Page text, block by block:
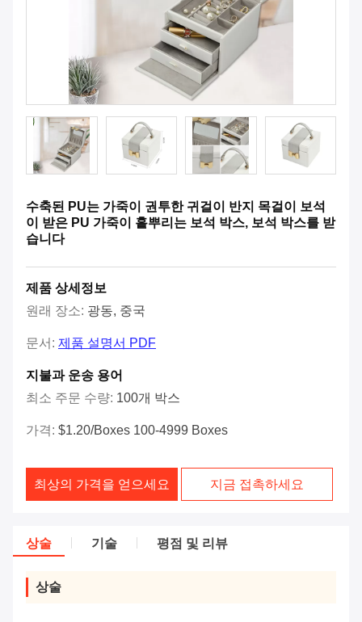
수축된 PU는 가죽이 권투한 귀걸이 반지 목걸이 보석
이 받은 PU 가죽이 흩뿌리는 보석 박스, 보석 박스를 받
습니다
제품 상세정보
원래 장소: 광동, 중국
문서: 제품 설명서 PDF
지불과 운송 용어
최소 주문 수량: 100개 박스
가격: $1.20/boxes 100-4999 Boxes
최상의 가격을 얻으세요 지금 접촉하세요
상술 기술 평점 및 리뷰
상술